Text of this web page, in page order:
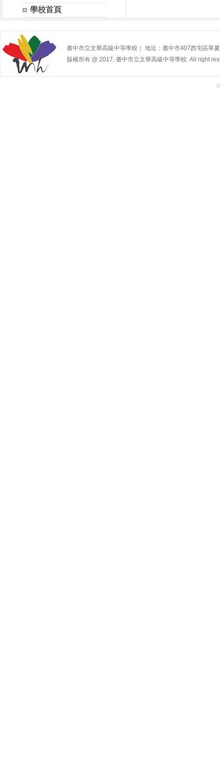
學校首頁
臺中市立文華高級中等學校｜ 地址：臺中市407西屯區
版權所有 @ 2017, 臺中市立文華高級中等學校. All right